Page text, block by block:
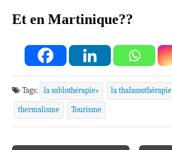
Et en Martinique??
Tags: la sablothérapie» la thalassothérapie
thermalisme Tourisme